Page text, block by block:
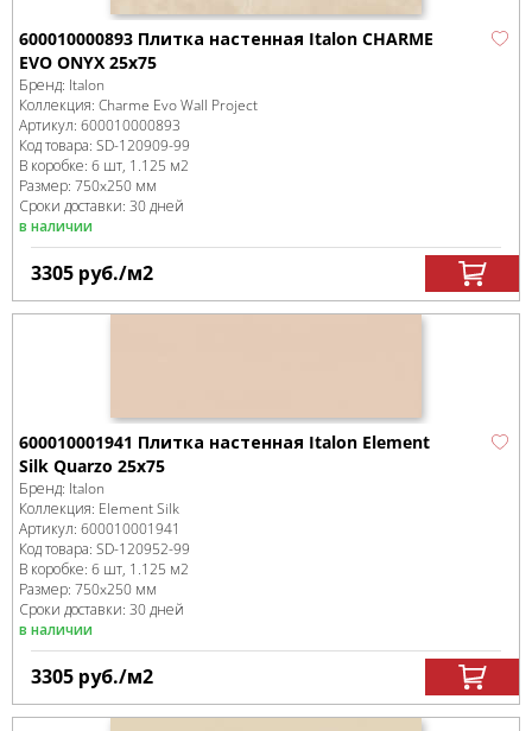
600010000893 Плитка настенная Italon CHARME
EVO ONYX 25x75
Бренд: Italon
Коллекция: Charme Evo Wall Project
Артикул: 600010000893
Код товара: SD-120909-99
В коробке: 6 шт, 1.125 м2
Размер: 750x250 мм
Сроки доставки: 30 дней
в наличии
3305 руб./м2
600010001941 Плитка настенная Italon Element
Silk Quarzo 25x75
Бренд: Italon
Коллекция: Element Silk
Артикул: 600010001941
Код товара: SD-120952-99
В коробке: 6 шт, 1.125 м2
Размер: 750x250 мм
Сроки доставки: 30 дней
в наличии
3305 руб./м2